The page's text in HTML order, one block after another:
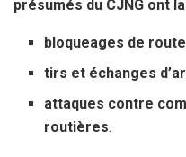
présumés du CJNG ont
bloqueages de
tirs et échanges
attaques contre
routières.